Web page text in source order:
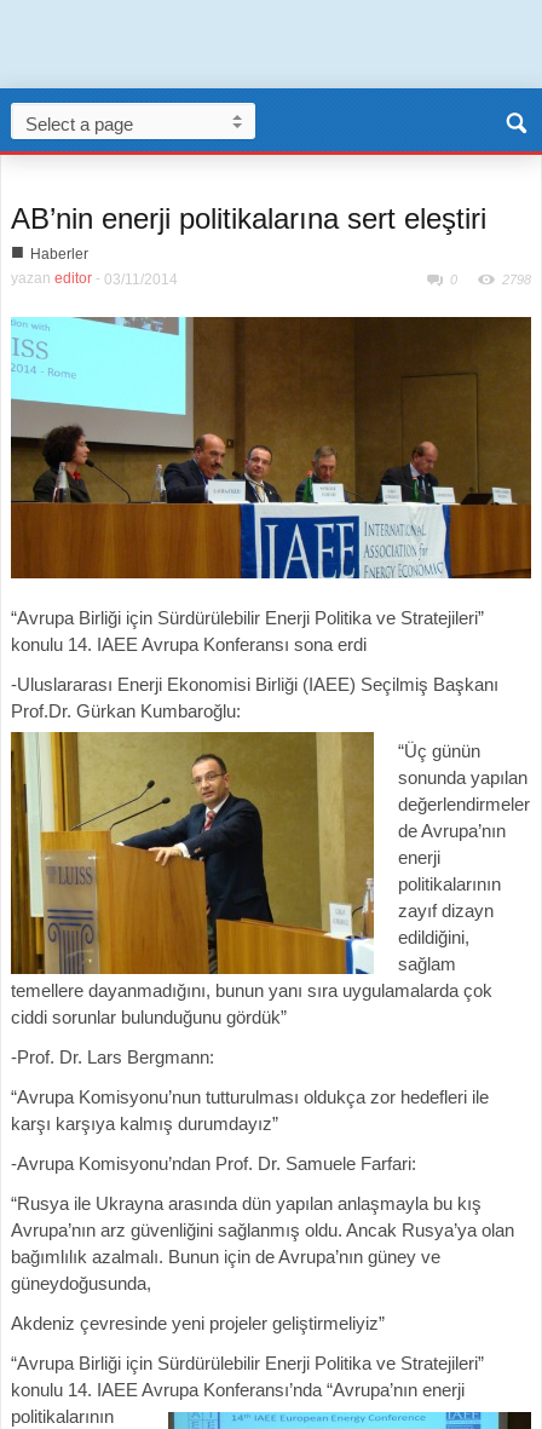
AB’nin enerji politikalarına sert eleştiri
■ Haberler
yazan editor - 03/11/2014 0 2798
“Avrupa Birliği için Sürdürülebilir Enerji Politika ve Stratejileri”
konulu 14. IAEE Avrupa Konferansı sona erdi
-Uluslararası Enerji Ekonomisi Birliği (IAEE) Seçilmiş Başkanı
Prof.Dr. Gürkan Kumbaroğlu:
“Üç günün
sonunda yapılan
değerlendirmeler
de Avrupa’nın
enerji
politikalarının
zayıf dizayn
edildiğini,
sağlam
temellere dayanmadığını, bunun yanı sıra uygulamalarda çok
ciddi sorunlar bulunduğunu gördük”
-Prof. Dr. Lars Bergmann:
“Avrupa Komisyonu’nun tutturulması oldukça zor hedefleri ile
karşı karşıya kalmış durumdayız”
-Avrupa Komisyonu’ndan Prof. Dr. Samuele Farfari:
“Rusya ile Ukrayna arasında dün yapılan anlaşmayla bu kış
Avrupa’nın arz güvenliğini sağlanmış oldu. Ancak Rusya’ya olan
bağımlılık azalmalı. Bunun için de Avrupa’nın güney ve
güneydoğusunda,
Akdeniz çevresinde yeni projeler geliştirmeliyiz”
“Avrupa Birliği için Sürdürülebilir Enerji Politika ve Stratejileri”
konulu 14. IAEE Avrupa Konferansı’nda “Avrupa’nın enerji
politikalarının